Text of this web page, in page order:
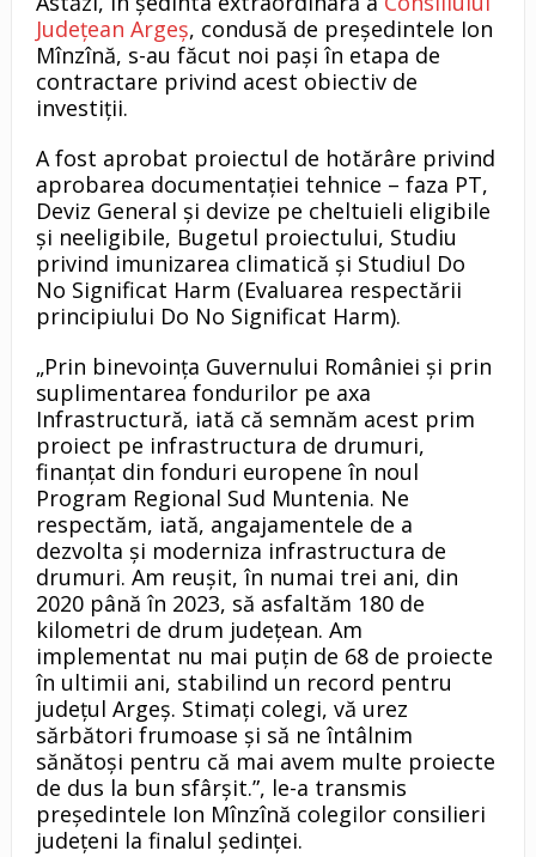
Județean Argeș, condusă de președintele Ion
Mînzînă, s-au făcut noi pași în etapa de
contractare privind acest obiectiv de
investiții.
A fost aprobat proiectul de hotărâre privind
aprobarea documentației tehnice – faza PT,
Deviz General și devize pe cheltuieli eligibile
și neeligibile, Bugetul proiectului, Studiu
privind imunizarea climatică și Studiul Do
No Significat Harm (Evaluarea respectării
principiului Do No Significat Harm).
„Prin binevoința Guvernului României și prin
suplimentarea fondurilor pe axa
Infrastructură, iată că semnăm acest prim
proiect pe infrastructura de drumuri,
finanțat din fonduri europene în noul
Program Regional Sud Muntenia. Ne
respectăm, iată, angajamentele de a
dezvolta și moderniza infrastructura de
drumuri. Am reușit, în numai trei ani, din
2020 până în 2023, să asfaltăm 180 de
kilometri de drum județean. Am
implementat nu mai puțin de 68 de proiecte
în ultimii ani, stabilind un record pentru
județul Argeș. Stimați colegi, vă urez
sărbători frumoase și să ne întâlnim
sănătoși pentru că mai avem multe proiecte
de dus la bun sfârșit.”, le-a transmis
președintele Ion Mînzînă colegilor consilieri
județeni la finalul ședinței.